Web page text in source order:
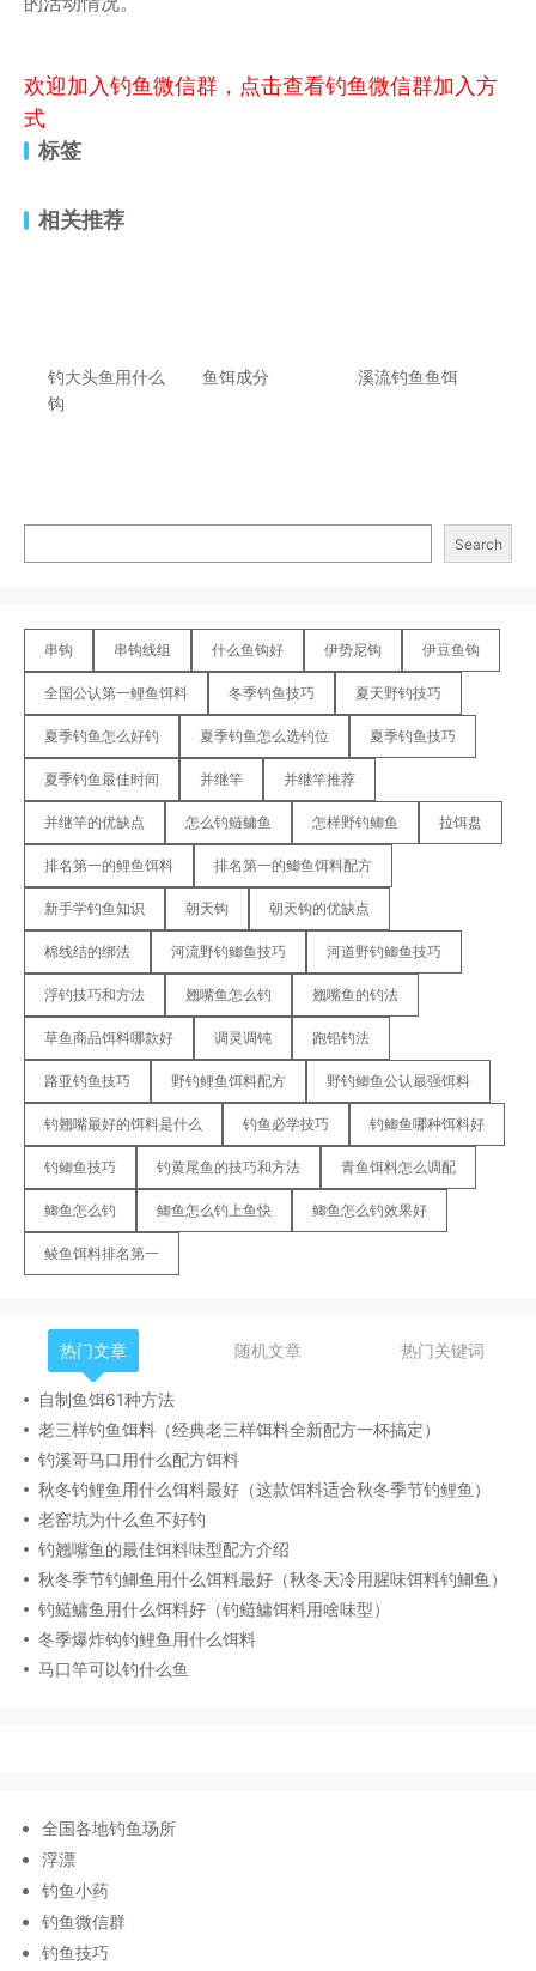
欢迎加入钓鱼微信群，点击查看钓鱼微信群加入方
式
标签
相关推荐
钓大头鱼用什么
钩
鱼饵成分 溪流钓鱼鱼饵
Search
串钩 串钩线组 什么鱼钩好 伊势尼钩 伊豆鱼钩
全国公认第一鲤鱼饵料 冬季钓鱼技巧 夏天野钓技巧
夏季钓鱼怎么好钓 夏季钓鱼怎么选钓位 夏季钓鱼技巧
夏季钓鱼最佳时间 并继竿 并继竿推荐
并继竿的优缺点 怎么钓鲢鳙鱼 怎样野钓鲫鱼 拉饵盘
排名第一的鲤鱼饵料 排名第一的鲫鱼饵料配方
新手学钓鱼知识 朝天钩 朝天钩的优缺点
棉线结的绑法 河流野钓鲫鱼技巧 河道野钓鲫鱼技巧
浮钓技巧和方法 翘嘴鱼怎么钓 翘嘴鱼的钓法
草鱼商品饵料哪款好 调灵调钝 跑铅钓法
路亚钓鱼技巧 野钓鲤鱼饵料配方 野钓鲫鱼公认最强饵料
钓翘嘴最好的饵料是什么 钓鱼必学技巧 钓鲫鱼哪种饵料好
钓鲫鱼技巧 钓黄尾鱼的技巧和方法 青鱼饵料怎么调配
鲫鱼怎么钓 鲫鱼怎么钓上鱼快 鲫鱼怎么钓效果好
鲮鱼饵料排名第一
热门文章 随机文章 热门关键词
自制鱼饵61种方法
老三样钓鱼饵料（经典老三样饵料全新配方一杯搞定）
钓溪哥马口用什么配方饵料
秋冬钓鲤鱼用什么饵料最好（这款饵料适合秋冬季节钓鲤鱼）
老窑坑为什么鱼不好钓
钓翘嘴鱼的最佳饵料味型配方介绍
秋冬季节钓鲫鱼用什么饵料最好（秋冬天冷用腥味饵料钓鲫鱼）
钓鲢鳙鱼用什么饵料好（钓鲢鳙饵料用啥味型）
冬季爆炸钩钓鲤鱼用什么饵料
马口竿可以钓什么鱼
全国各地钓鱼场所
浮漂
钓鱼小药
钓鱼微信群
钓鱼技巧